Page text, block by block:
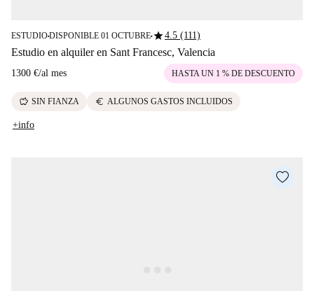
ESTUDIO■DISPONIBLE 01 OCTUBRE■star4.5 (111)
Estudio en alquiler en Sant Francesc, Valencia
1300 €/al mes HASTA UN 1 % DE DESCUENTO
savings SIN FIANZA euro ALGUNOS GASTOS INCLUIDOS
+info